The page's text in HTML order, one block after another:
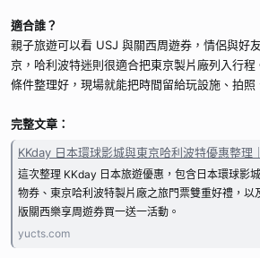
適合誰？
親子旅遊可以看 USJ 與關西周遊券，情侶與好
京，哈利波特迷則很適合把東京製片廠列入行
條件整理好，現場就能把時間留給玩設施、拍照
完整文章：
KKday 日本環球影城與東京哈利波特優惠整理｜USJ 門票、製片廠
這次整理 KKday 日本旅遊優惠，包含日本環球影
物券、東京哈利波特製片廠之旅門票雙重好禮，以
版關西樂享周遊券買一送一活動。
yucts.com